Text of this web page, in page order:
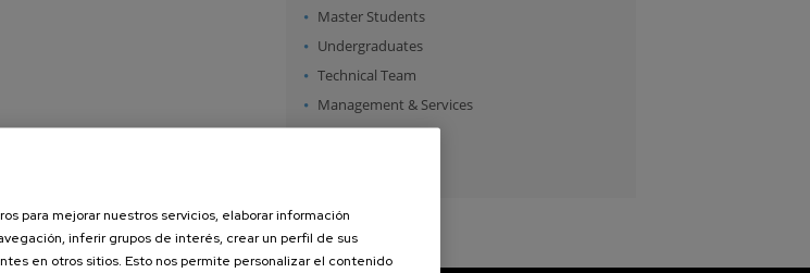
Master Students
Undergraduates
Technical Team
Management & Services
Guest Researchers
para mejorar nuestros servicios, elaborar información
inferir grupos de interés, crear un perfil de sus
en otros sitios. Esto nos permite personalizar el contenido